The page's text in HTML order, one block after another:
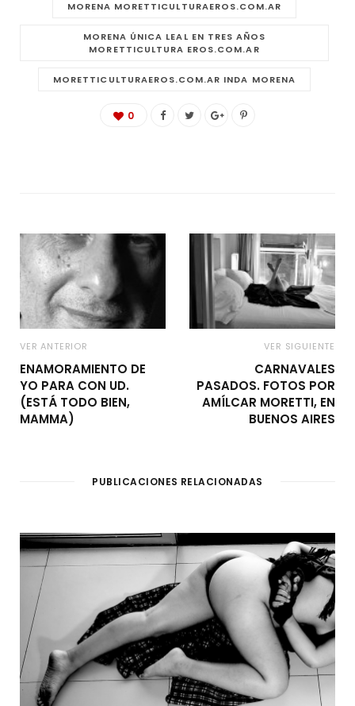
MORENA MORETTICULTURAEROS.COM.AR
MORENA ÚNICA LEAL EN TRES AÑOS
MORETTICULTURA EROS.COM.AR
MORETTICULTURAEROS.COM.AR INDA MORENA
0
VER ANTERIOR
ENAMORAMIENTO DE
YO PARA CON UD.
(ESTÁ TODO BIEN,
MAMMA)
VER SIGUIENTE
CARNAVALES
PASADOS. FOTOS POR
AMÍLCAR MORETTI, EN
BUENOS AIRES
PUBLICACIONES RELACIONADAS